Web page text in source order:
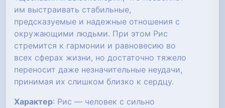
им выстраивать стабильные,
предсказуемые и надежные отношения с
окружающими людьми. При этом Рис
стремится к гармонии и равновесию во
всех сферах жизни, но достаточно тяжело
переносит даже незначительные неудачи,
принимая их слишком близко к сердцу.
Характер: Рис — человек с сильно